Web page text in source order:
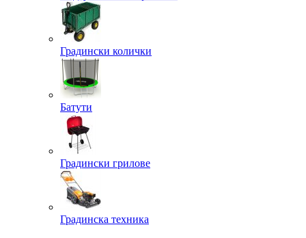
Градински колички
Батути
Градински грилове
Градинска техника